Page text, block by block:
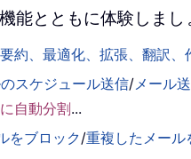
能とともに体験しまし
約、最適化、拡張、翻訳、
スケジュール送信/メール
自動分割...
をブロック/重複したメール